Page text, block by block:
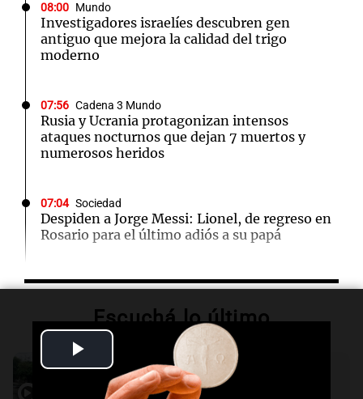
Video
08:00 Mundo
Investigadores israelíes descubren gen
antiguo que mejora la calidad del trigo
moderno
07:56 Cadena 3 Mundo
Rusia y Ucrania protagonizan intensos
ataques nocturnos que dejan 7 muertos y
numerosos heridos
07:04 Sociedad
Despiden a Jorge Messi: Lionel, de regreso en
Rosario para el último adiós a su papá
06:03 Tecnología
su nueva fábrica de semiconductores en Texas
04:49 Mundo
Nagasaki recuerda los horrores de la bomba
Escuchá lo último
Audio.
Tormentas y filtraciones: "El
agua entra por donde menos
imaginamos"